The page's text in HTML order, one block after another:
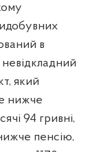
в
який
нижче
94 гривні,
пенсію,